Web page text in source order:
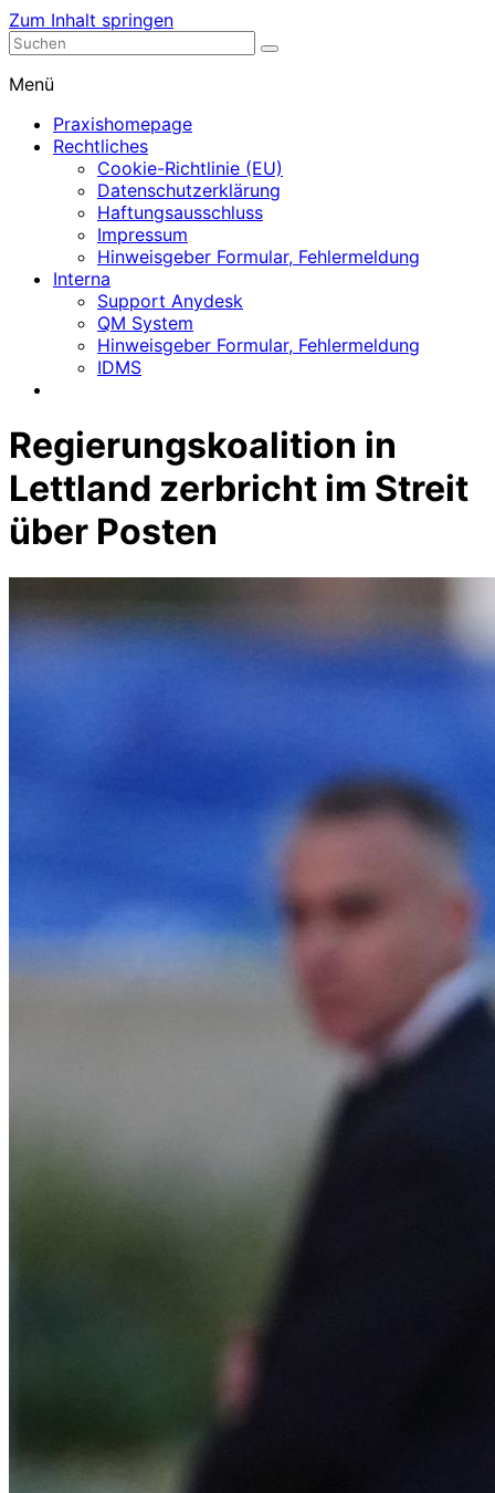
Zum Inhalt springen
Nephrologische Praxis mit Dialyse
Menü
Praxishomepage
Rechtliches
Cookie-Richtlinie (EU)
Datenschutzerklärung
Haftungsausschluss
Impressum
Hinweisgeber Formular, Fehlermeldung
Interna
Support Anydesk
QM System
Hinweisgeber Formular, Fehlermeldung
IDMS
Regierungskoalition in
Lettland zerbricht im Streit
über Posten